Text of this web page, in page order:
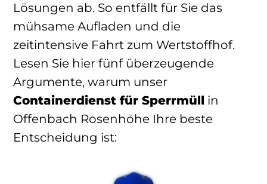
Lösungen ab. So entfällt für Sie das
mühsame Aufladen und die
zeitintensive Fahrt zum Wertstoffhof.
Lesen Sie hier fünf überzeugende
Argumente, warum unser
Containerdienst für Sperrmüll in
Offenbach Rosenhöhe Ihre beste
Entscheidung ist: